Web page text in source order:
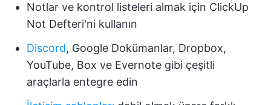
Notlar ve kontrol listeleri almak için ClickUp
Not Defteri'ni kullanın
Discord, Google Dokümanlar, Dropbox,
YouTube, Box ve Evernote gibi çeşitli
araçlarla entegre edin